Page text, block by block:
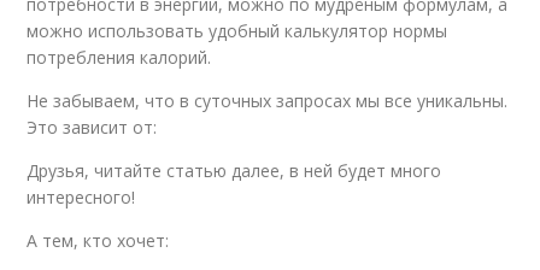
можно использовать удобный калькулятор нормы
потребления калорий.
Не забываем, что в суточных запросах мы все уникальны.
Это зависит от:
Друзья, читайте статью далее, в ней будет много
интересного!
А тем, кто хочет: